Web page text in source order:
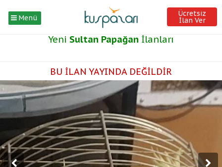
Menü Ücretsiz
İlan Ver
Yeni Sultan Papağan İlanları
BU İLAN YAYINDA DEĞİLDİR